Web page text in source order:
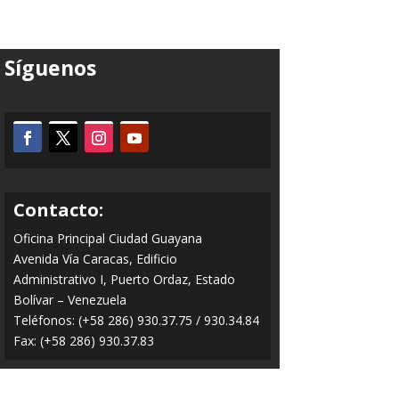
Síguenos
Contacto:
Oficina Principal Ciudad Guayana
Avenida Vía Caracas, Edificio
Administrativo I, Puerto Ordaz, Estado
Bolívar – Venezuela
Teléfonos: (+58 286) 930.37.75 / 930.34.84
Fax: (+58 286) 930.37.83